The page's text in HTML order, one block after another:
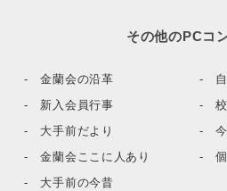
その他のPCコ
- 金蘭会の沿革
- 新入会員行事
- 大手前だより
- 金蘭会ここに人あり
- 大手前の今昔
- 自
- 校
- 今
- 個